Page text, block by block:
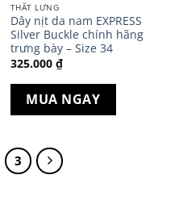
THẮT LƯNG
Dây nịt da nam EXPRESS
Silver Buckle chính hãng
trưng bày – Size 34
325.000 ₫
MUA NGAY
3